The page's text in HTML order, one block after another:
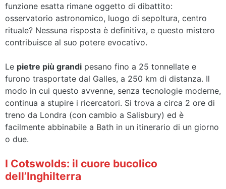
funzione esatta rimane oggetto di dibattito:
osservatorio astronomico, luogo di sepoltura, centro
rituale? Nessuna risposta è definitiva, e questo mistero
contribuisce al suo potere evocativo.
Le pietre più grandi pesano fino a 25 tonnellate e
furono trasportate dal Galles, a 250 km di distanza. Il
modo in cui questo avvenne, senza tecnologie moderne,
continua a stupire i ricercatori. Si trova a circa 2 ore di
treno da Londra (con cambio a Salisbury) ed è
facilmente abbinabile a Bath in un itinerario di un giorno
o due.
I Cotswolds: il cuore bucolico
dell’Inghilterra